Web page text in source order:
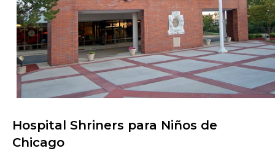
Buscar centros de atención
Hospital Shriners para Niños de
Chicago